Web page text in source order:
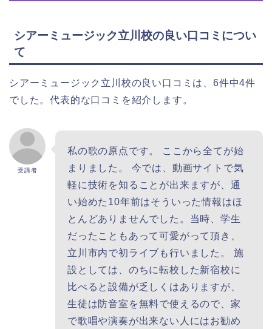
シアーミュージック立川校の良い口コミについ
て
シアーミュージック立川校の良い口コミは、6件中4件
でした。代表的な口コミを紹介します。
受講者
私の歌の原点です。 ここから全てが始
まりました。 今では、動画サイトで気
軽に技術を知ることが出来ますが、通
い始めた10年前はそういった情報はほ
とんどありませんでした。当時、学生
だったこともあって可愛がって頂き、
立川市内で初ライブも行いました。 施
設としては、のちに転校した新宿校に
比べると設備が乏しくはありますが、
生徒は防音室を無料で使えるので、家
で歌唱や演奏が出来ない人にはお勧め